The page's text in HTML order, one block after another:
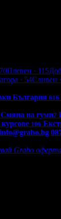
Плевен · 115
· 54Сливен
България 616
Смяна на гуми7
106
info@grabo.bg
Grabo